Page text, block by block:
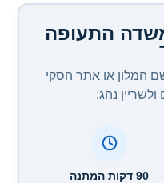
התעופה
המלון או אתר הסקי
נהג:
90 דקות המתנה